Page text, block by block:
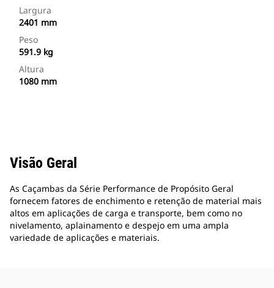
Largura
2401 mm
Peso
591.9 kg
Altura
1080 mm
Visão Geral
As Caçambas da Série Performance de Propósito Geral
fornecem fatores de enchimento e retenção de material mais
altos em aplicações de carga e transporte, bem como no
nivelamento, aplainamento e despejo em uma ampla
variedade de aplicações e materiais.